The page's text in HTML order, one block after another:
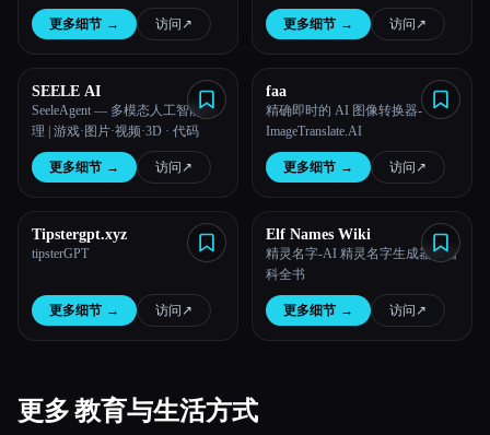
更多细节 → 访问 ↗︎
创作者来说，无需编程知识即可
将自己的故事或角色设计变成基
更多细节 → 访问 ↗︎
SEELE AI
SeeleAgent — 多模态人工智能代
理 | 游戏·图片·视频·3D · 代码
更多细节 → 访问 ↗︎
faa
精确即时的 AI 图像转换器-
ImageTranslate.AI
更多细节 → 访问 ↗︎
Tipstergpt.xyz
tipsterGPT
更多细节 → 访问 ↗︎
Elf Names Wiki
精灵名字-AI 精灵名字生成器和百
科全书
更多细节 → 访问 ↗︎
更多 教育与生活方式